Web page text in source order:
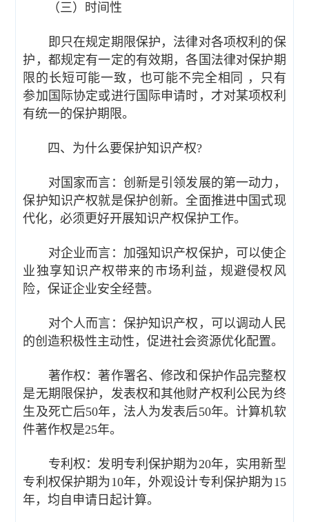
（三）时间性
即只在规定期限保护，法律对各项权利的保
护，都规定有一定的有效期，各国法律对保护期
限的长短可能一致，也可能不完全相同 ，只有
参加国际协定或进行国际申请时，才对某项权利
有统一的保护期限。
四、为什么要保护知识产权?
对国家而言：创新是引领发展的第一动力，
保护知识产权就是保护创新。全面推进中国式现
代化，必须更好开展知识产权保护工作。
对企业而言：加强知识产权保护，可以使企
业独享知识产权带来的市场利益，规避侵权风
险，保证企业安全经营。
对个人而言：保护知识产权，可以调动人民
的创造积极性主动性，促进社会资源优化配置。
著作权：著作署名、修改和保护作品完整权
是无期限保护，发表权和其他财产权利公民为终
生及死亡后50年，法人为发表后50年。计算机软
件著作权是25年。
专利权：发明专利保护期为20年，实用新型
专利权保护期为10年，外观设计专利保护期为15
年，均自申请日起计算。